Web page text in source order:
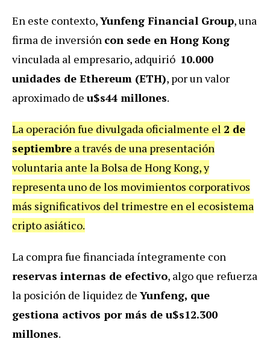
En este contexto,Yunfeng Financial Group, una
firma de inversión con sede en Hong Kong
vinculada al empresario, adquirió 10.000
unidades de Ethereum (ETH), por un valor
aproximado de u$s44 millones.
La operación fue divulgada oficialmente el 2 de
septiembre a través de una presentación
voluntaria ante la Bolsa de Hong Kong, y
representa uno de los movimientos corporativos
más significativos del trimestre en el ecosistema
cripto asiático.
La compra fue financiada íntegramente con
reservas internas de efectivo, algo que refuerza
la posición de liquidez de Yunfeng, que
gestiona activos por más de u$s12.300
millones.